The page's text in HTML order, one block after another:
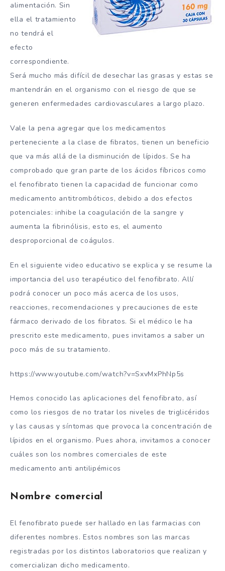
alimentación. Sin
ella el tratamiento
no tendrá el
efecto
correspondiente.
Será mucho más difícil de desechar las grasas y estas se
mantendrán en el organismo con el riesgo de que se
generen enfermedades cardiovasculares a largo plazo.
Vale la pena agregar que los medicamentos
perteneciente a la clase de fibratos, tienen un beneficio
que va más allá de la disminución de lípidos. Se ha
comprobado que gran parte de los ácidos fíbricos como
el fenofibrato tienen la capacidad de funcionar como
medicamento antitrombóticos, debido a dos efectos
potenciales: inhibe la coagulación de la sangre y
aumenta la fibrinólisis, esto es, el aumento
desproporcional de coágulos.
En el siguiente video educativo se explica y se resume la
importancia del uso terapéutico del fenofibrato. Allí
podrá conocer un poco más acerca de los usos,
reacciones, recomendaciones y precauciones de este
fármaco derivado de los fibratos. Si el médico le ha
prescrito este medicamento, pues invitamos a saber un
poco más de su tratamiento.
https://www.youtube.com/watch?v=SxvMxPhNp5s
Hemos conocido las aplicaciones del fenofibrato, así
como los riesgos de no tratar los niveles de triglicéridos
y las causas y síntomas que provoca la concentración de
lípidos en el organismo. Pues ahora, invitamos a conocer
cuáles son los nombres comerciales de este
medicamento anti antilipémicos
Nombre comercial
El fenofibrato puede ser hallado en las farmacias con
diferentes nombres. Estos nombres son las marcas
registradas por los distintos laboratorios que realizan y
comercializan dicho medicamento.